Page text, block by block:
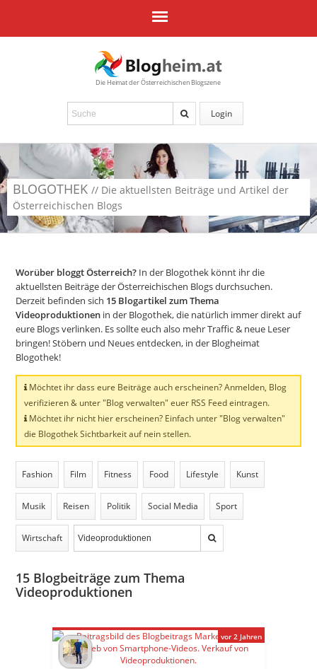
Die Heimat der Österreichischen Blogszene
Login
BLOGOTHEK // Die aktuellsten Beiträge und Artikel der
Österreichischen Blogs
Worüber bloggt Österreich? In der Blogothek könnt ihr die
aktuellsten Beiträge der Österreichischen Blogs durchsuchen.
Derzeit befinden sich 15 Blogartikel zum Thema
Videoproduktionen in der Blogothek, die natürlich immer direkt auf
eure Blogs verlinken. Es sollte euch also mehr Traffic & neue Leser
bringen! Stöbern und Neues entdecken, in der Blogheimat
Blogothek!
Möchtet ihr dass eure Beiträge auch erscheinen? Anmelden, Blog
verifizieren & unter "Blog verwalten" euer RSS Feed eintragen.
Möchtet ihr nicht hier erscheinen? Einfach unter "Blog verwalten"
die Blogothek Sichtbarkeit auf nein stellen.
Fashion Film Fitness Food Lifestyle Kunst
Musik Reisen Politik Social Media Sport
Wirtschaft
15 Blogbeiträge zum Thema
Videoproduktionen
vor 2 Jahren